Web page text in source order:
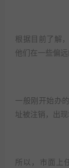
根据目前了解
他们在一些偏
一般刚开始办
址被注销，出现
所以，市面上